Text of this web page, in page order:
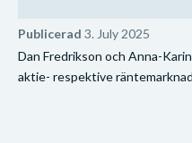
Publicerad 3. July 2025
Dan Fredrikson och Anna-
aktie- respektive